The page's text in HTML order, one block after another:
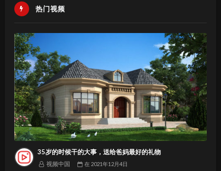
热门视频
35岁的时候干的大事，送给爸妈最好的礼物
视频中国 在 2021年12月4日